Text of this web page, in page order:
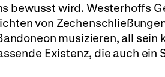
bewusst wird. Westerhoffs
von
musizieren, all sein
Existenz, die auch ein